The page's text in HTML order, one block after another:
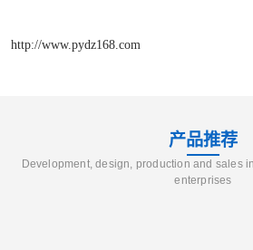
http://www.pydz168.com
产品推荐
Development, design, production and sales
enterprises